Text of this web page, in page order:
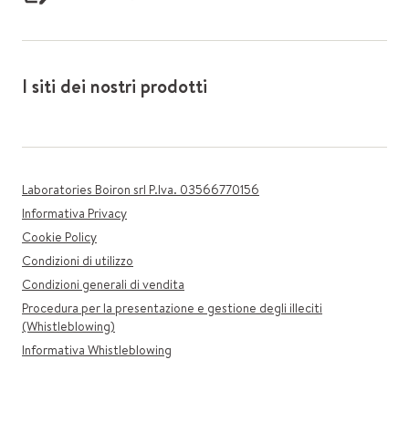
I siti dei nostri prodotti
Laboratories Boiron srl P.Iva. 03566770156
Informativa Privacy
Cookie Policy
Condizioni di utilizzo
Condizioni generali di vendita
Procedura per la presentazione e gestione degli illeciti
(Whistleblowing)
Informativa Whistleblowing